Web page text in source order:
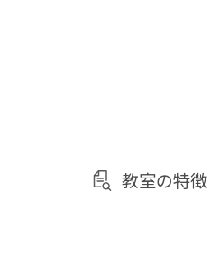
教室の特徴